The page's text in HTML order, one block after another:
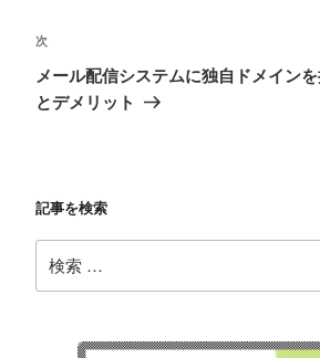
ゲ
ー
シ
稿
次
の
投
次
メール配信システムに独自ドメイン
とデメリット
記事を検索
索: